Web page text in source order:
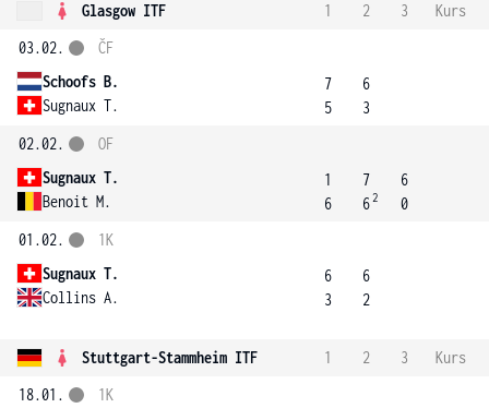
Glasgow ITF 1 2 3
Kurs
03.02.
Schoofs B.
Sugnaux T.
ČF
7
5
6
3
02.02.
Sugnaux T.
Benoit M.
OF
1
6
7
62
6
0
01.02.
Sugnaux T.
Collins A.
1K
6
3
6
2
Stuttgart-Stammheim ITF 1 2 3
Kurs
18.01.
1K